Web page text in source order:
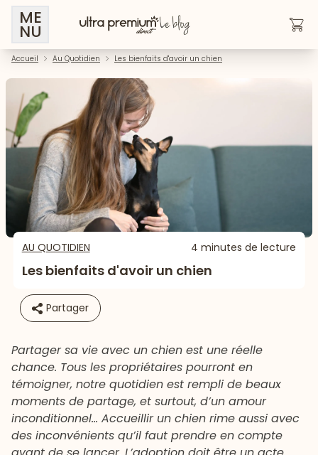
ME
NU
Accueil Au Quotidien Les bienfaits d'avoir un chien
AU QUOTIDIEN 4 minutes de lecture
Les bienfaits d'avoir un chien
Partager
Partager sa vie avec un chien est une réelle
chance. Tous les propriétaires pourront en
témoigner, notre quotidien est rempli de beaux
moments de partage, et surtout, d’un amour
inconditionnel… Accueillir un chien rime aussi avec
des inconvénients qu’il faut prendre en compte